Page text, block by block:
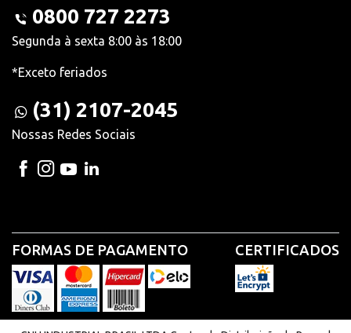
0800 727 2273
Segunda à sexta 8:00 às 18:00
*Exceto feriados
(31) 2107-2045
Nossas Redes Sociais
FORMAS DE PAGAMENTO CERTIFICADOS